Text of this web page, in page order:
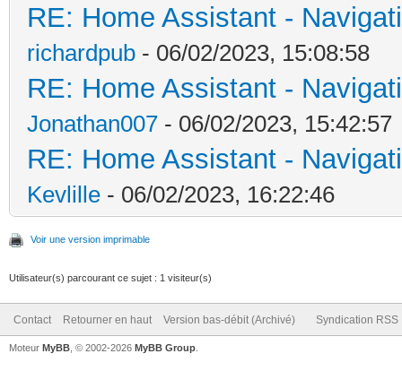
RE: Home Assistant -
richardpub - 06/02/2023, 15:08:58
RE: Home Assistant -
Jonathan007 - 06/02/2023, 15:42:57
RE: Home Assistant -
Kevlille - 06/02/2023, 16:22:46
Voir une version imprimable
Utilisateur(s) parcourant ce sujet : 1 visiteur(s)
Contact Retourner en haut Version bas-débit (Archivé) Syndication RSS
Moteur MyBB , © 2002-2026 MyBB Group